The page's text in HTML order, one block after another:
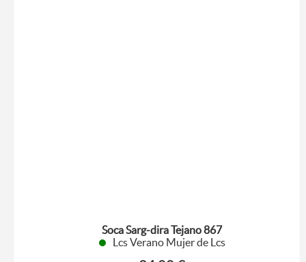
Soca Sarg-dira Tejano 867
Lcs Verano Mujer de Lcs